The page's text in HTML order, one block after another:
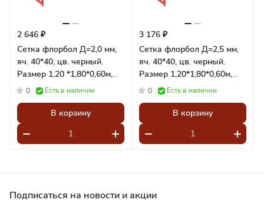
2 646 ₽
Сетка флорбол Д=2,0 мм,
яч. 40*40, цв. черный.
Размер 1,20 *1,80*0,60м,
(пара) Pioner A14685
0 Есть в наличии
В корзину
3 176 ₽
Сетка флорбол Д=2,5 мм,
яч. 40*40, цв. черный.
Размер 1,20*1,80*0,60м,
(пара) Pioner A14684
0 Есть в наличии
В корзину
Подписаться на новости и акции